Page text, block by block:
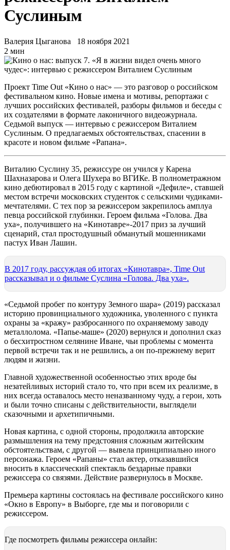
Суслиным
Валерия Цыганова
18 ноября 2021
2 мин
Проект Time Out «Кино о нас» — это разговор о российском
фестивальном кино. Новые имена и мотивы, репортажи с
лучших российских фестивалей, разборы фильмов и беседы с
их создателями в формате лаконичного видеожурнала.
Седьмой выпуск — интервью с режиссером Виталием
Суслиным. О предлагаемых обстоятельствах, спасении в
красоте и новом фильме «Рапана».
Виталию Суслину 35, режиссуре он учился у Карена
Шахназарова и Олега Шухера во ВГИКе. В полнометражном
кино дебютировал в 2015 году с картиной «Дефиле», ставшей
местом встречи московских студенток с сельскими чудиками-
мечтателями. С тех пор за режиссером закрепилось амплуа
певца российской глубинки. Героем фильма «Голова. Два
уха», получившего на «Кинотавре»-2017 приз за лучший
сценарий, стал простодушный обманутый мошенниками
пастух Иван Лашин.
В 2017 году, рассуждая об итогах «Кинотавра», Time Out
рассказывал и о фильме Суслина «Голова. Два уха».
«Седьмой пробег по контуру Земного шара» (2019) рассказал
историю провинциального художника, уволенного с пункта
охраны за «кражу» разбросанного по охраняемому заводу
металлолома. «Папье-маше» (2020) вернулся и дополнил сказ
о бесхитростном селянине Иване, чьи проблемы с момента
первой встречи так и не решились, а он по-прежнему верит
людям и жизни.
Главной художественной особенностью этих вроде бы
незатейливых историй стало то, что при всем их реализме, в
них всегда оставалось место неназванному чуду, а герои, хоть
и были точно списаны с действительности, выглядели
сказочными и архетипичными.
Новая картина, с одной стороны, продолжила авторские
размышления на тему предстояния сложным житейским
обстоятельствам, с другой — вывела принципиально иного
персонажа. Героем «Рапаны» стал актер, отказавшийся
вносить в классический спектакль бездарные правки
режиссера со связями. Действие развернулось в Москве.
Премьера картины состоялась на фестивале российского кино
«Окно в Европу» в Выборге, где мы и поговорили с
режиссером.
Где посмотреть фильмы режиссера онлайн: